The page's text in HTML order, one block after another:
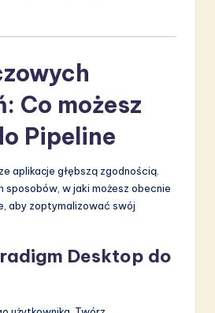
Co możesz
Pipeline
aplikacje głębszą zgodnością.
w jaki możesz obecnie
aby zoptymalizować swój
Desktop do